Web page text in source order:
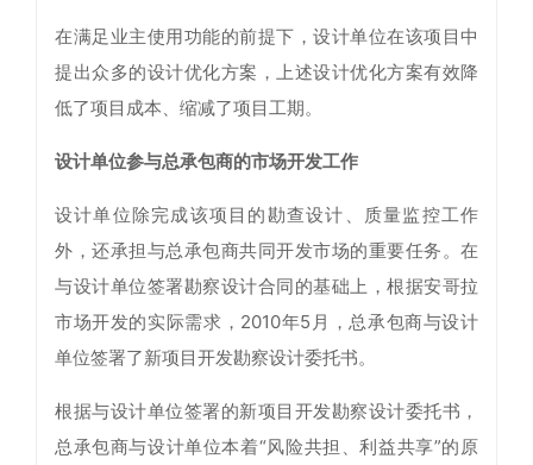
在满足业主使用功能的前提下，设计单位在该项目中
提出众多的设计优化方案，上述设计优化方案有效降
低了项目成本、缩减了项目工期。
设计单位参与总承包商的市场开发工作
设计单位除完成该项目的勘查设计、质量监控工作
外，还承担与总承包商共同开发市场的重要任务。在
与设计单位签署勘察设计合同的基础上，根据安哥拉
市场开发的实际需求，2010年5月，总承包商与设计
单位签署了新项目开发勘察设计委托书。
根据与设计单位签署的新项目开发勘察设计委托书，
总承包商与设计单位本着“风险共担、利益共享”的原